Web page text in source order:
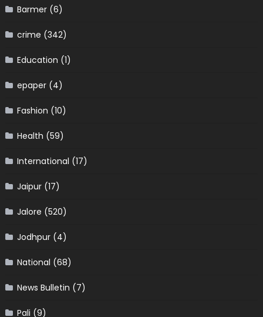
Barmer(6)
crime (342)
Education (1)
epaper(4)
Fashion (10)
Health (59)
International (17)
Jaipur(17)
Jalore (520)
Jodhpur(4)
National (68)
News Bulletin (7)
Pali (9)